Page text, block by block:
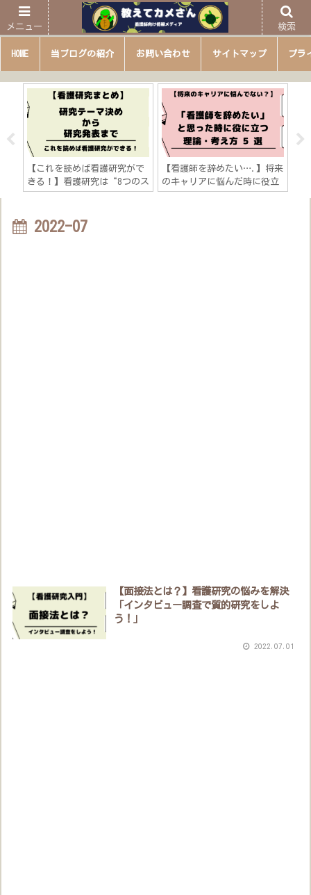
HOME 当ブログの紹介 お問い合わせ サイトマップ プラ
【これを読めば看護研究がで
きる！】看護研究は“8つのス
テップ”「研究テーマ決め→
説」
【看護師を辞めたい….】将来
のキャリアに悩んだ時に役立
つ５つの考え方「キャリアに
2022-07
【面接法とは？】看護研究の悩みを解決
「インタビュー調査で質的研究をしよ
う！」
2022.07.01
メニュー 検索